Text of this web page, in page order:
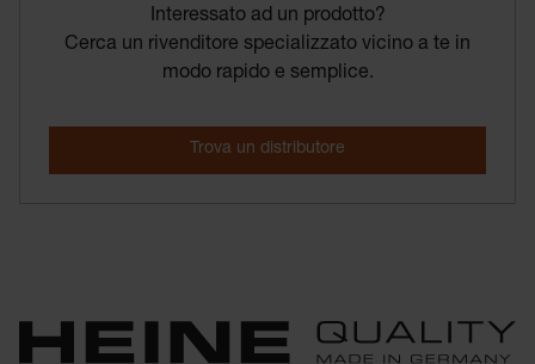
Interessato ad un prodotto?
Cerca un rivenditore specializzato vicino a te in
modo rapido e semplice.